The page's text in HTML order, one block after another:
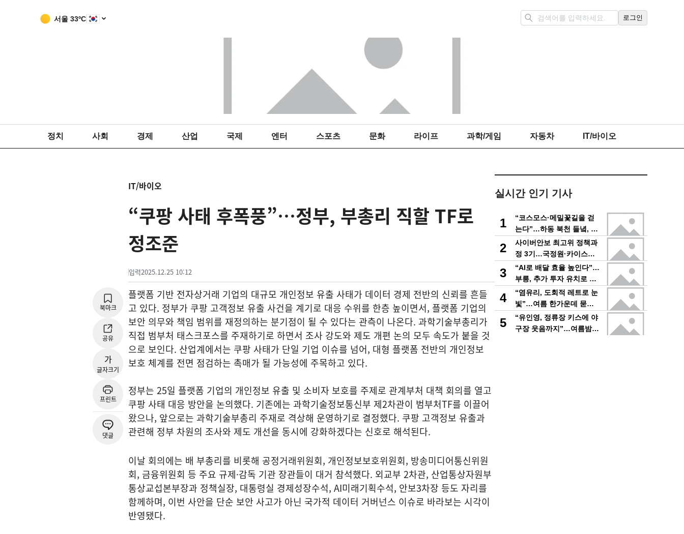
서울 33ºC 로그인
정치 사회 경제 산업 국제 엔터 스포츠 문화 라이프 과학/게임 자동차 IT/바이오
IT/바이오
“쿠팡 사태 후폭풍”…정부, 부총리 직할 TF로
정조준
입력2025.12.25 10:12
북마크
공유
가
글자크기
프린트
댓글
플랫폼 기반 전자상거래 기업의 대규모 개인정보 유출 사태가 데이터 경제 전반의 신뢰를 흔들
고 있다. 정부가 쿠팡 고객정보 유출 사건을 계기로 대응 수위를 한층 높이면서, 플랫폼 기업의
보안 의무와 책임 범위를 재정의하는 분기점이 될 수 있다는 관측이 나온다. 과학기술부총리가
직접 범부처 태스크포스를 주재하기로 하면서 조사 강도와 제도 개편 논의 모두 속도가 붙을 것
으로 보인다. 산업계에서는 쿠팡 사태가 단일 기업 이슈를 넘어, 대형 플랫폼 전반의 개인정보
보호 체계를 전면 점검하는 촉매가 될 가능성에 주목하고 있다.
정부는 25일 플랫폼 기업의 개인정보 유출 및 소비자 보호를 주제로 관계부처 대책 회의를 열고
쿠팡 사태 대응 방안을 논의했다. 기존에는 과학기술정보통신부 제2차관이 범부처TF를 이끌어
왔으나, 앞으로는 과학기술부총리 주재로 격상해 운영하기로 결정했다. 쿠팡 고객정보 유출과
관련해 정부 차원의 조사와 제도 개선을 동시에 강화하겠다는 신호로 해석된다.
이날 회의에는 배 부총리를 비롯해 공정거래위원회, 개인정보보호위원회, 방송미디어통신위원
회, 금융위원회 등 주요 규제·감독 기관 장관들이 대거 참석했다. 외교부 2차관, 산업통상자원부
통상교섭본부장과 정책실장, 대통령실 경제성장수석, AI미래기획수석, 안보3차장 등도 자리를
함께하며, 이번 사안을 단순 보안 사고가 아닌 국가적 데이터 거버넌스 이슈로 바라보는 시각이
반영됐다.
실시간 인기 기사
1
“코스모스·메밀꽃길을 걷
는다”…하동 북천 들녘, 꽃
과 노래로 물드는 가을의
하루
2
사이버안보 최고위 정책과
정 3기…국정원·카이스트,
리더 안보역량 키운다
3
“AI로 배달 효율 높인다”…
부릉, 추가 투자 유치로 플
랫폼 혁신 가속
4
“염유리, 도회적 레트로 눈
빛”…여름 한가운데 묻어
난 자유의 감각→팬들 궁금
증 증폭
5
“유인영, 정류장 키스에 야
구장 웃음까지”…여름밤